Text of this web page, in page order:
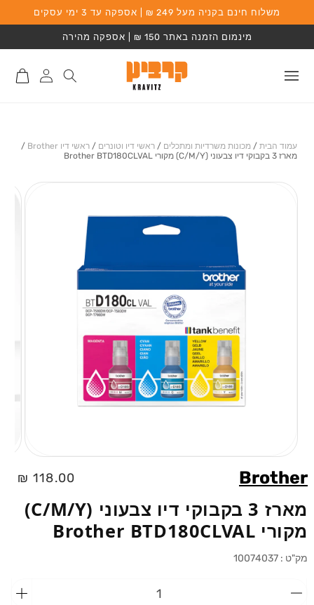
המשך לתוכן
משלוח חינם בקניה מעל 249 ₪ | אספקה עד 3 ימי עסקים
מינמום הזמנה באתר 150 ₪ | אספקה מהירה
התחברות
לאתר
סל
קניות
עמוד הבית / מכונות משרדיות ומתכלים / ראשי דיו וטונרים / ראשי דיו Brother
/
מארז 3 בקבוקי דיו צבעוני (C/M/Y) מקורי Brother BTD180CLVAL
Brother
מחיר
118.00 ₪
מארז 3 בקבוקי דיו צבעוני (C/M/Y)
מקורי Brother BTD180CLVAL
מק"ט : 10074037
מעבר למידע על
1